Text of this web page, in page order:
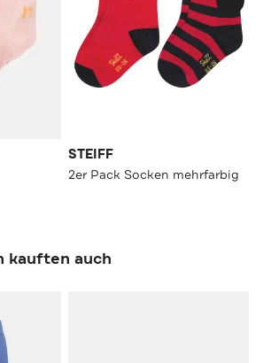
STEIFF
2er Pack Socken mehrfarbig
kauften auch